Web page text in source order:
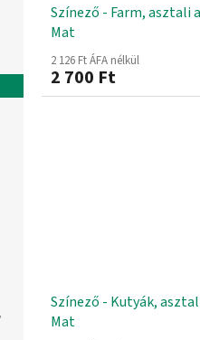
Színező - Farm, asztali
Mat
2 126 Ft ÁFA nélkül
2 700 Ft
Színező - Kutyák,
Mat